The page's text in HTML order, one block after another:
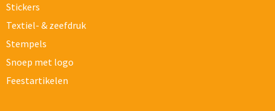
Stickers
Textiel- & zeefdruk
Stempels
Snoep met logo
Feestartikelen